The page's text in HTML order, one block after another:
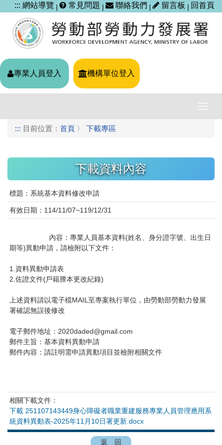
跳
到
主
要
內
容
區
塊
::: 網站導覽 常見問題 聯絡我們 留言板 回首頁
專業人員登入 機構單位登入
::: 目前位置： 首頁 〉 下載專區
下載資料內容
標題：系統基本資料修改申請
有效日期：114/11/07~119/12/31
期等)異動申請，請檢附以下文件：
1.資料異動申請表
2.佐證文件(戶籍謄本更改紀錄)
上述資料請以電子檔MAIL至專案執行單位，由勞動部勞動力發展
署確認無誤後修改
電子郵件地址：2020daded@gmail.com
郵件主旨：基本資料異動申請
郵件內容：請註明需申請異動項目並檢附相關文件
相關下載文件：
下載 251107143449身心障礙者職業重建服務專業人員管理應用系
統資料異動表-2025年11月10日署更新.docx
返 回